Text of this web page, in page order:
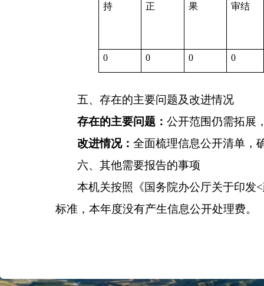
持
正
果
审结
0 0 0 0
五、存在的主要问题及改进情况
存在的主要问题：公开范围仍需拓展
改进情况：全面梳理信息公开清单，
六、其他需要报告的事项
本机关按照《国务院办公厅关于印发<
标准，本年度没有产生信息公开处理费。